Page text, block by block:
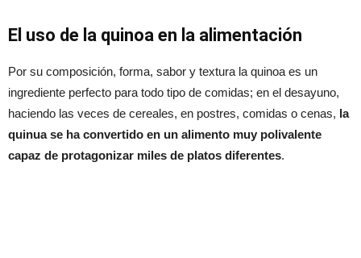
El uso de la quinoa en la alimentación
Por su composición, forma, sabor y textura la quinoa es un
ingrediente perfecto para todo tipo de comidas; en el desayuno,
haciendo las veces de cereales, en postres, comidas o cenas, la
quinua se ha convertido en un alimento muy polivalente
capaz de protagonizar miles de platos diferentes.